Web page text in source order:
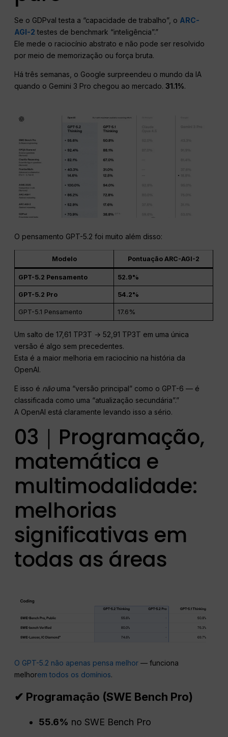
Se o GDPval testa a “capacidade de trabalho”, o ARC-
AGI-2 testes de benchmark “inteligência”.”
Ele mede o raciocínio abstrato e não pode ser resolvido
por meio de memorização ou força bruta.
Há três semanas, o Google surpreendeu o mundo da IA
quando o Gemini 3 Pro chegou ao mercado.31.1%.
O pensamento GPT-5.2 foi muito além disso:
Modelo Pontuação ARC-AGI-2
GPT-5.2 Pensamento 52.9%
GPT-5.2 Pro 54.2%
GPT-5.1 Pensamento 17.6%
Um salto de 17,61 TP3T → 52,91 TP3T em uma única
versão é algo sem precedentes.
Esta é a maior melhoria em raciocínio na história da
OpenAI.
E isso é nãouma “versão principal” como o GPT-6 — é
classificada como uma “atualização secundária”.”
A OpenAI está claramente levando isso a sério.
03｜Programação,
matemática e
multimodalidade:
melhorias
significativas em
todas as áreas
O GPT-5.2 não apenas pensa melhor — funciona
melhorem todos os domínios.
✔ Programação (SWE Bench Pro)
55.6% no SWE Bench Pro